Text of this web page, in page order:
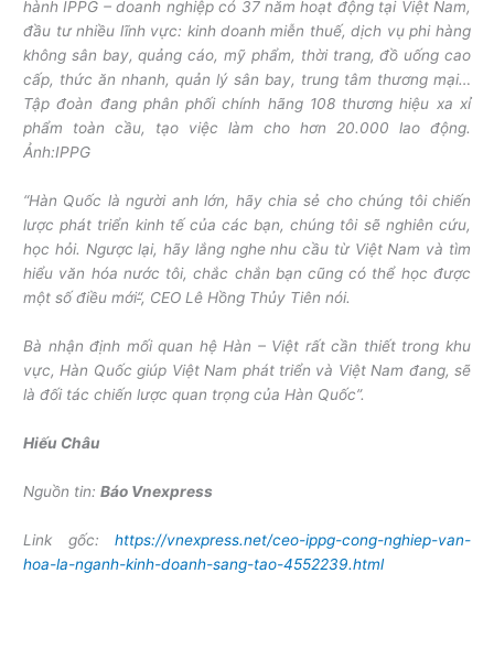
hành IPPG – doanh nghiệp có 37 năm hoạt động tại Việt Nam,
đầu tư nhiều lĩnh vực: kinh doanh miễn thuế, dịch vụ phi hàng
không sân bay, quảng cáo, mỹ phẩm, thời trang, đồ uống cao
cấp, thức ăn nhanh, quản lý sân bay, trung tâm thương mại…
Tập đoàn đang phân phối chính hãng 108 thương hiệu xa xỉ
phẩm toàn cầu, tạo việc làm cho hơn 20.000 lao động.
Ảnh:IPPG
“Hàn Quốc là người anh lớn, hãy chia sẻ cho chúng tôi chiến
lược phát triển kinh tế của các bạn, chúng tôi sẽ nghiên cứu,
học hỏi. Ngược lại, hãy lắng nghe nhu cầu từ Việt Nam và tìm
hiểu văn hóa nước tôi, chắc chắn bạn cũng có thể học được
một số điều mới“, CEO Lê Hồng Thủy Tiên nói.
Bà nhận định mối quan hệ Hàn – Việt rất cần thiết trong khu
vực, Hàn Quốc giúp Việt Nam phát triển và Việt Nam đang, sẽ
là đối tác chiến lược quan trọng của Hàn Quốc”.
Hiếu Châu
Nguồn tin:Báo Vnexpress
Link gốc: https://vnexpress.net/ceo-ippg-cong-nghiep-van-
hoa-la-nganh-kinh-doanh-sang-tao-4552239.html